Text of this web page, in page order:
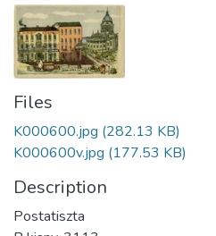
Files
K000600.jpg (282.13 KB)
K000600v.jpg (177.53 KB)
Description
Postatiszta